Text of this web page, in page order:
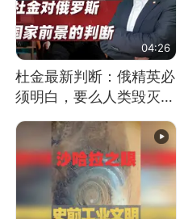
04:26
杜金最新判断：俄精英必
须明白，要么人类毁灭，
要么俄毁灭